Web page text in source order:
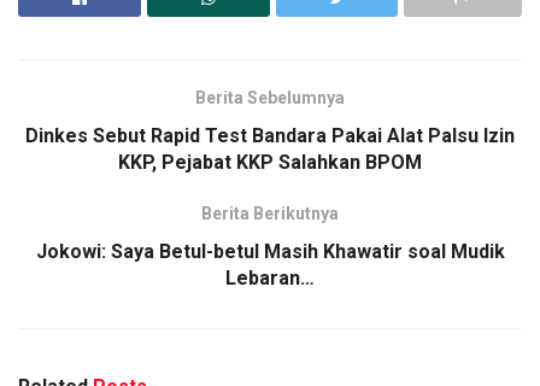
Berita Sebelumnya
Dinkes Sebut Rapid Test Bandara Pakai Alat Palsu Izin
KKP, Pejabat KKP Salahkan BPOM
Berita Berikutnya
Jokowi: Saya Betul-betul Masih Khawatir soal Mudik
Lebaran…